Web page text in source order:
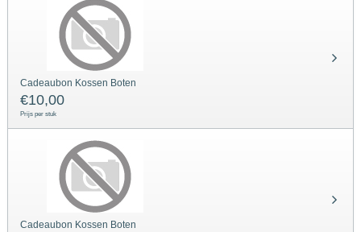
Cadeaubon Kossen Boten
€10,00
Prijs per stuk
Cadeaubon Kossen Boten